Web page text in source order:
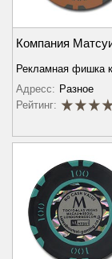
Компания
Рекламная фишка
Адресс: Разное
Рейтинг: